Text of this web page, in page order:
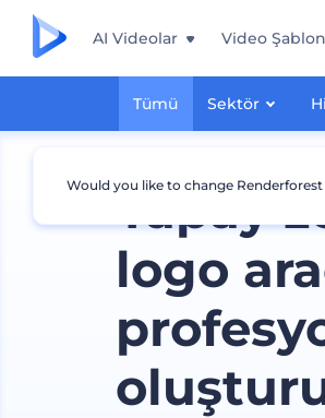
AI Videolar Video
Tümü Sektör
Yapay
logo
Would you like to change